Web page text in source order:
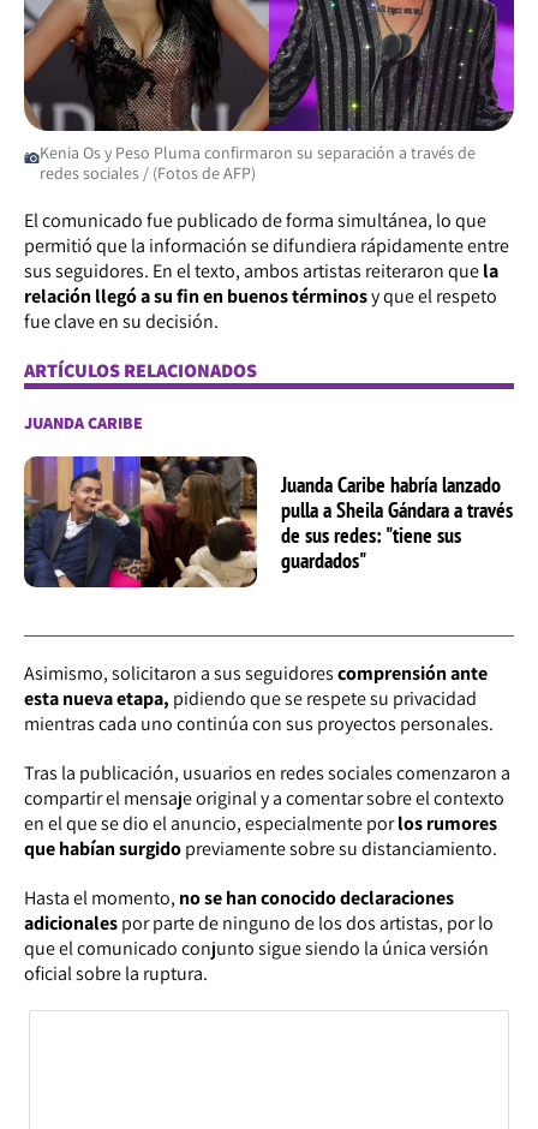
Kenia Os y Peso Pluma confirmaron su separación a través de
redes sociales / (Fotos de AFP)
El comunicado fue publicado de forma simultánea, lo que
permitió que la información se difundiera rápidamente entre
sus seguidores. En el texto, ambos artistas reiteraron quela
relación llegó a su fin en buenos términosy que el respeto
fue clave en su decisión.
ARTÍCULOS RELACIONADOS
JUANDA CARIBE
Juanda Caribe habría lanzado
pulla a Sheila Gándara a través
de sus redes: "tiene sus
guardados"
Asimismo, solicitaron a sus seguidorescomprensión ante
esta nueva etapa, pidiendo que se respete su privacidad
mientras cada uno continúa con sus proyectos personales.
Tras la publicación, usuarios en redes sociales comenzaron a
compartir el mensaje original y a comentar sobre el contexto
en el que se dio el anuncio, especialmente porlos rumores
que habían surgidopreviamente sobre su distanciamiento.
Hasta el momento, no se han conocido declaraciones
adicionalespor parte de ninguno de los dos artistas, por lo
que el comunicado conjunto sigue siendo la única versión
oficial sobre la ruptura.